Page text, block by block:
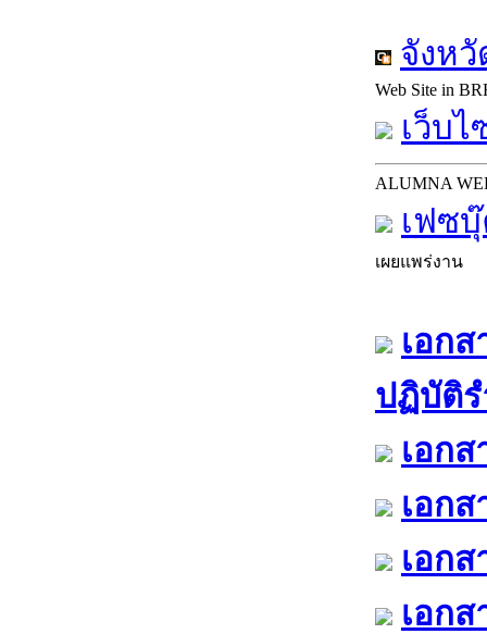
จังหวั
Web Site in
เว็บไ
ALUMNA
เฟซ
เผยแพร่งาน
เอก
ปฏิบัติ
เอก
เอก
เอก
เอก